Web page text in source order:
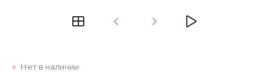
Нет в наличии